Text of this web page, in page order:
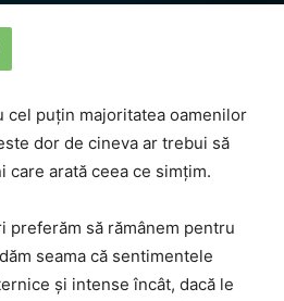
cel puțin majoritatea oamenilor
dor de cineva ar trebui să
care arată ceea ce simțim.
preferăm să rămânem pentru
seama că sentimentele
și intense încât, dacă le